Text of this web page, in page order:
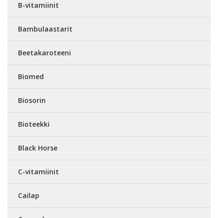
B-vitamiinit
Bambulaastarit
Beetakaroteeni
Biomed
Biosorin
Bioteekki
Black Horse
C-vitamiinit
Cailap